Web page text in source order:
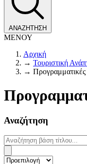
ΑΝΑΖΗΤΗΣΗ
ΜΕΝΟΥ
Αρχική
→ Τουριστική
→
Αναζήτηση